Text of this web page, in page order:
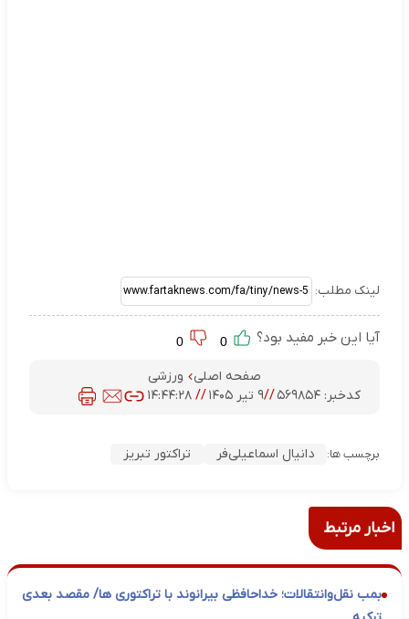
لینک مطلب:
آیا این خبر مفید بود؟
صفحه اصلی
ورزشی
کدخبر:۵۶۹۸۵۴ //۹ تیر ۱۴۰۵ //۱۴:۴۴:۲۸
برچسب ها: دانیال اسماعیلی‌فر تراکتور تبریز
اخبار مرتبط
بمب نقل‌وانتقالات؛ خداحافظی بیرانوند با تراکتوری ها/ مقصد بعدی